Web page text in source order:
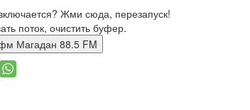
Жми сюда, перезапуск!
поток, очистить буфер.
фм Магадан 88.5 FM